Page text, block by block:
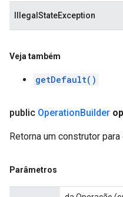
IllegalStateException
Veja também
getDefault()
public OperationBuilder op
Retorna um construtor para
Parâmetros